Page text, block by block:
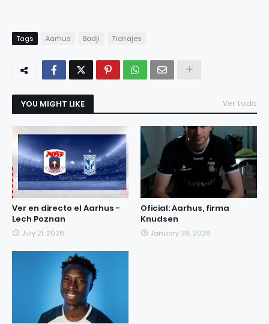
Tags Aarhus Badji Fichajes
YOU MIGHT LIKE Ver todo
Ver en directo el Aarhus -
Lech Poznan
July 21, 2026
Oficial: Aarhus, firma
Knudsen
January 26, 2026